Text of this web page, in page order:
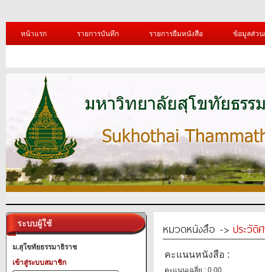
หน้าแรก รายการบันทึก รายการยืมหนังสือ ข้อมูลส่ว
ระบบผู้ใช้
ม.สุโขทัยธรรมาธิราช
เข้าสู่ระบบสมาชิก
หมวดหนังสือ -> ประวัติ
คะแนนหนังสือ :
คะแนนเฉลี่ย : 0.00